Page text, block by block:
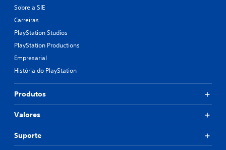
Sobre a SIE
Carreiras
PlayStation Studios
PlayStation Productions
Empresarial
História do PlayStation
Produtos
Valores
Suporte